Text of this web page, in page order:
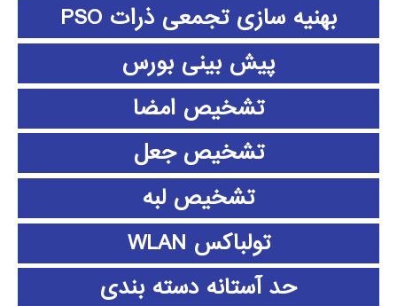
بهنیه سازی تجمعی ذرات PSO
پیش بینی بورس
تشخیص امضا
تشخیص جعل
تشخیص لبه
تولباکس WLAN
حد آستانه دسته بندی